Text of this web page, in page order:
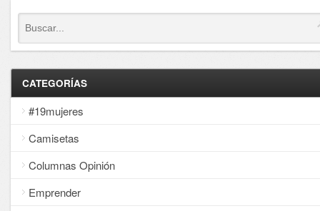
CATEGORÍAS
#19mujeres
Camisetas
Columnas Opinión
Emprender